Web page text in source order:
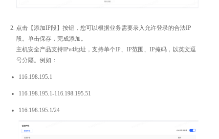
点击【添加IP段】按钮，您可以根据业务需要录入允许登录的合法IP
段。单击保存，完成添加。
主机安全产品支持IPv4地址，支持单个IP、IP范围、IP掩码，以英文逗
号分隔。例如：
116.198.195.1
116.198.195.1-116.198.195.51
116.198.195.1/24